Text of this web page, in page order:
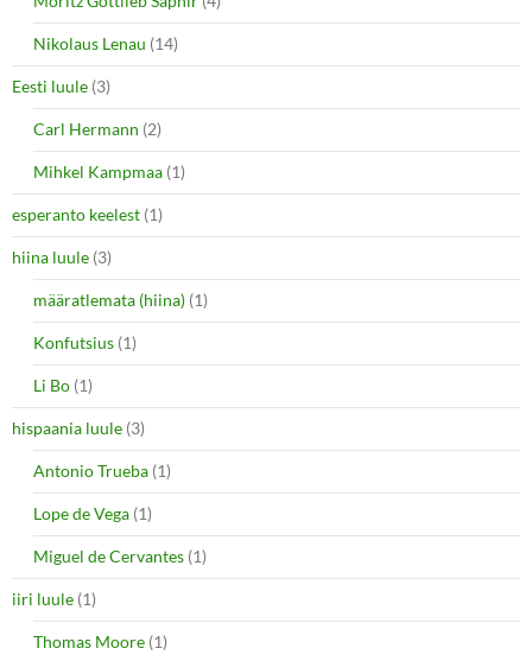
Nikolaus Lenau (14)
Eesti luule (3)
Carl Hermann (2)
Mihkel Kampmaa (1)
esperanto keelest (1)
hiina luule (3)
määratlemata (hiina) (1)
Konfutsius (1)
Li Bo (1)
hispaania luule (3)
Antonio Trueba (1)
Lope de Vega (1)
Miguel de Cervantes (1)
iiri luule (1)
Thomas Moore (1)